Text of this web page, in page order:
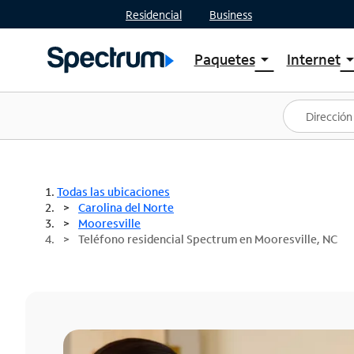
Residencial Business
Paquetesarrow_drop_down
Ver paquetes
Spectrum One
Mejores ofertas
Internetarrow_drop_down
Planes
Todas las ubicaciones
Carolina del Norte
Mooresville
Teléfono residencial Spectrum en Mooresville, NC